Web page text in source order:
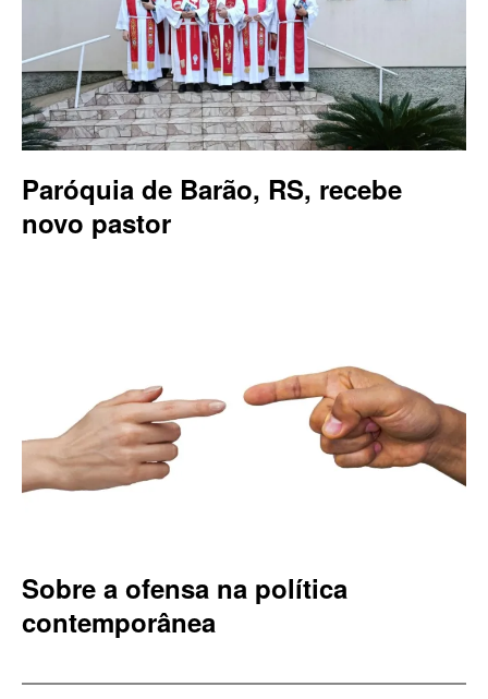
Paróquia de Barão, RS, recebe
novo pastor
Sobre a ofensa na política
contemporânea